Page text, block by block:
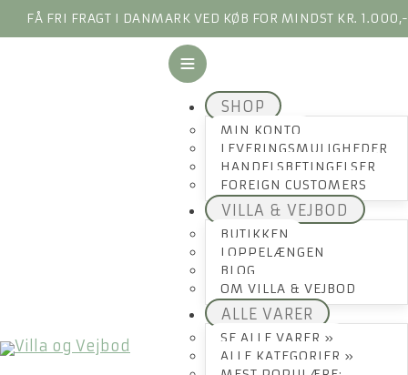
FÅ FRI FRAGT I DANMARK VED KØB FOR MINDST KR. 1.000,-
SHOP
MIN KONTO
LEVERINGSMULIGHEDER
HANDELSBETINGELSER
FOREIGN CUSTOMERS
VILLA & VEJBOD
BUTIKKEN
LOPPELÆNGEN
BLOG
OM VILLA & VEJBOD
ALLE VARER
SE ALLE VARER »
ALLE KATEGORIER »